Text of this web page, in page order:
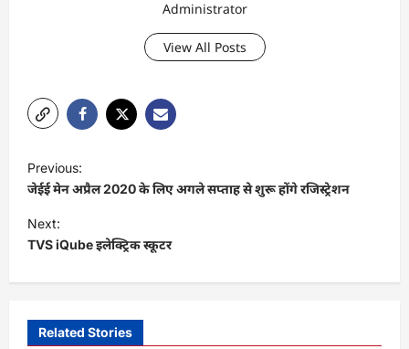
Administrator
View All Posts
o
s
t
v
Previous:
जेईई मेन अप्रैल 2020 के लिए अगले सप्ताह से शुरू होंगे रजिस्ट्रेशन
Next:
TVS iQube इलेक्ट्रिक स्कूटर
Related Stories